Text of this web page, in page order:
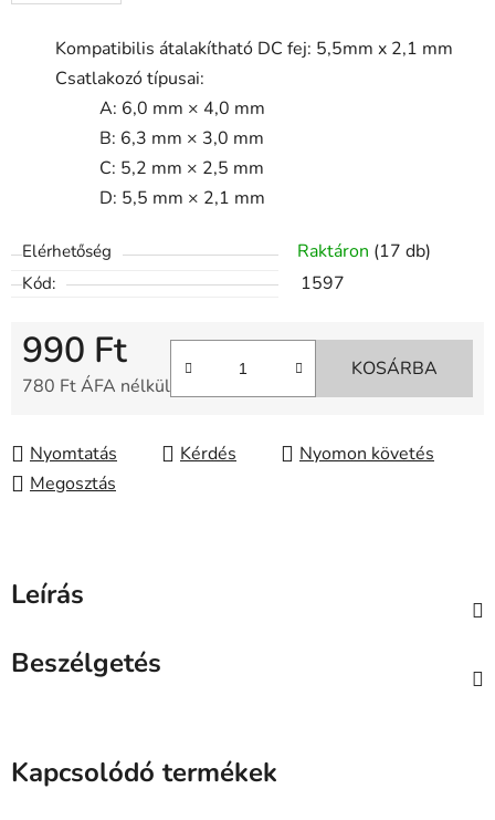
Kompatibilis átalakítható DC fej: 5,5mm x 2,1 mm
Csatlakozó típusai:
A: 6,0 mm × 4,0 mm
B: 6,3 mm × 3,0 mm
C: 5,2 mm × 2,5 mm
D: 5,5 mm × 2,1 mm
Elérhetőség Raktáron (17 db)
Kód: 1597
990 Ft
780 Ft ÁFA nélkül
KOSÁRBA
Nyomtatás Kérdés
Nyomon követés
Megosztás
Leírás
Beszélgetés
Kapcsolódó termékek